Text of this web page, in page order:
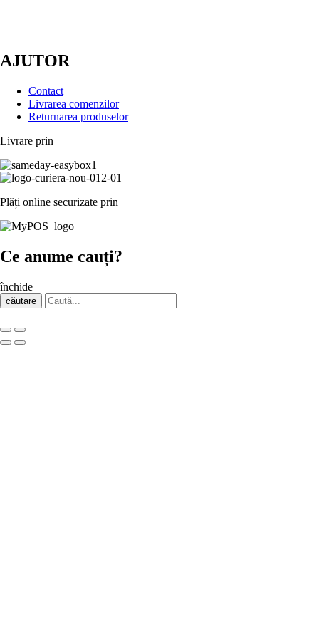
AJUTOR
Contact
Livrarea comenzilor
Returnarea produselor
Livrare prin
Plăți online securizate prin
Ce anume cauți?
închide
căutare